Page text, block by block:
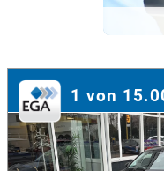
1 von